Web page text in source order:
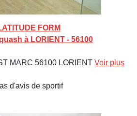
FORM
à LORIENT - 56100
MARC 56100 LORIENT Voir plus
d'avis de sportif